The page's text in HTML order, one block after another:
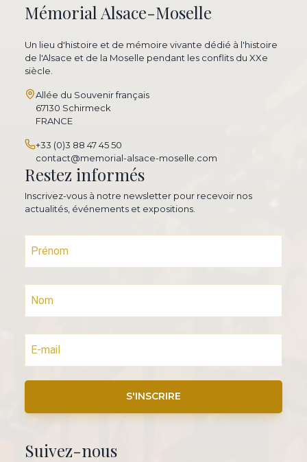
Mémorial Alsace-Moselle
Un lieu d'histoire et de mémoire vivante dédié à l'histoire
de l'Alsace et de la Moselle pendant les conflits du XXe
siècle.
Allée du Souvenir français
67130 Schirmeck
FRANCE
+33 (0)3 88 47 45 50
contact@memorial-alsace-moselle.com
Restez informés
Inscrivez-vous à notre newsletter pour recevoir nos
actualités, événements et expositions.
S'INSCRIRE
Suivez-nous